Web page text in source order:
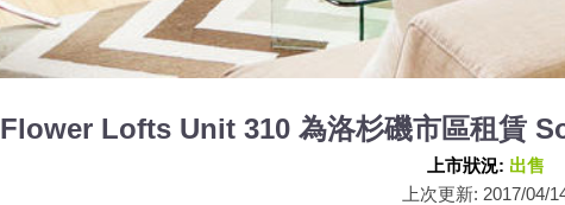
Flower Lofts Unit 310 為洛杉磯市區租賃
上市狀況: 出售
上次更新: 2017/04/